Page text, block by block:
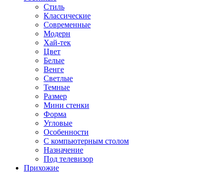
Стиль
Классические
Современные
Модерн
Хай-тек
Цвет
Белые
Венге
Светлые
Темные
Размер
Мини стенки
Форма
Угловые
Особенности
С компьютерным столом
Назначение
Под телевизор
Прихожие